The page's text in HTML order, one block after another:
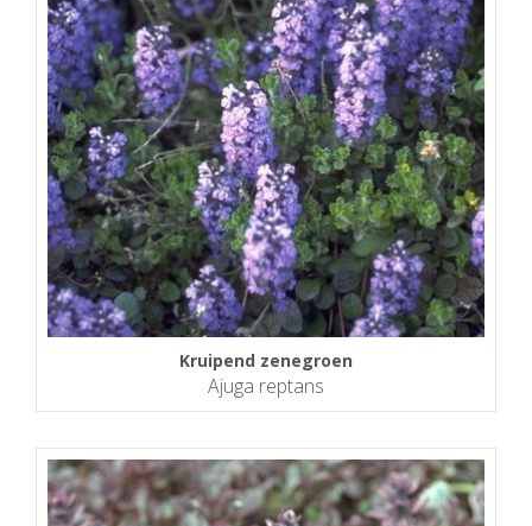
Kruipend zenegroen
Ajuga reptans